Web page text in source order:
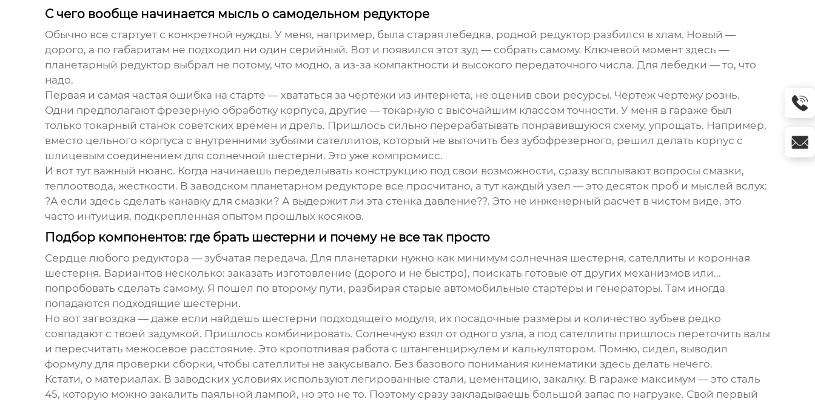
С чего вообще начинается мысль о самодельном редукторе
Обычно все стартует с конкретной нужды. У меня, например, была старая лебедка, родной редуктор разбился в хлам. Новый —
дорого, а по габаритам не подходил ни один серийный. Вот и появился этот зуд — собрать самому. Ключевой момент здесь —
планетарный редуктор выбрал не потому, что модно, а из-за компактности и высокого передаточного числа. Для лебедки — то, что
надо.
Первая и самая частая ошибка на старте — хвататься за чертежи из интернета, не оценив свои ресурсы. Чертеж чертежу рознь.
Одни предполагают фрезерную обработку корпуса, другие — токарную с высочайшим классом точности. У меня в гараже был
только токарный станок советских времен и дрель. Пришлось сильно перерабатывать понравившуюся схему, упрощать. Например,
вместо цельного корпуса с внутренними зубьями сателлитов, который не выточить без зубофрезерного, решил делать корпус с
шлицевым соединением для солнечной шестерни. Это уже компромисс.
И вот тут важный нюанс. Когда начинаешь переделывать конструкцию под свои возможности, сразу всплывают вопросы смазки,
теплоотвода, жесткости. В заводском планетарном редукторе все просчитано, а тут каждый узел — это десяток проб и мыслей вслух:
?А если здесь сделать канавку для смазки? А выдержит ли эта стенка давление??. Это не инженерный расчет в чистом виде, это
часто интуиция, подкрепленная опытом прошлых косяков.
Подбор компонентов: где брать шестерни и почему не все так просто
Сердце любого редуктора — зубчатая передача. Для планетарки нужно как минимум солнечная шестерня, сателлиты и коронная
шестерня. Вариантов несколько: заказать изготовление (дорого и не быстро), поискать готовые от других механизмов или...
попробовать сделать самому. Я пошел по второму пути, разбирая старые автомобильные стартеры и генераторы. Там иногда
попадаются подходящие шестерни.
Но вот загвоздка — даже если найдешь шестерни подходящего модуля, их посадочные размеры и количество зубьев редко
совпадают с твоей задумкой. Пришлось комбинировать. Солнечную взял от одного узла, а под сателлиты пришлось переточить валы
и пересчитать межосевое расстояние. Это кропотливая работа с штангенциркулем и калькулятором. Помню, сидел, выводил
формулу для проверки сборки, чтобы сателлиты не закусывало. Без базового понимания кинематики здесь делать нечего.
Кстати, о материалах. В заводских условиях используют легированные стали, цементацию, закалку. В гараже максимум — это сталь
45, которую можно закалить паяльной лампой, но это не то. Поэтому сразу закладываешь большой запас по нагрузке. Свой первый